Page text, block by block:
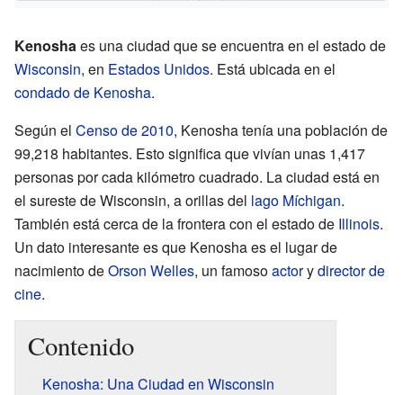
Kenoshaes una ciudad que se encuentra en el estado de
Wisconsin, en Estados Unidos. Está ubicada en el
condado de Kenosha.
Según el Censo de 2010, Kenosha tenía una población de
99,218 habitantes. Esto significa que vivían unas 1,417
personas por cada kilómetro cuadrado. La ciudad está en
el sureste de Wisconsin, a orillas del lago Míchigan.
También está cerca de la frontera con el estado de Illinois.
Un dato interesante es que Kenosha es el lugar de
nacimiento deOrson Welles, un famosoactorydirector de
cine.
Contenido
Kenosha: Una Ciudad en Wisconsin